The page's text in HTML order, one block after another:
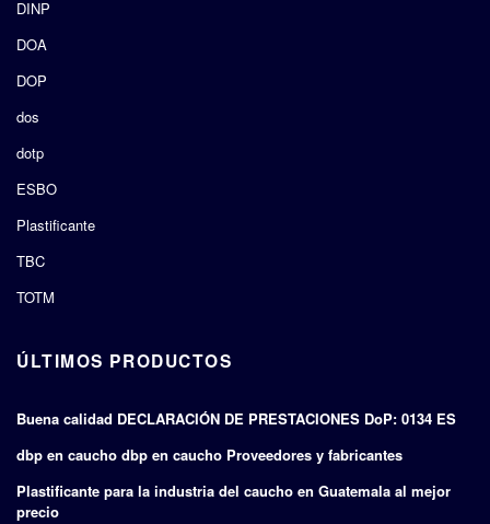
DINP
DOA
DOP
dos
dotp
ESBO
Plastificante
TBC
TOTM
ÚLTIMOS PRODUCTOS
Buena calidad DECLARACIÓN DE PRESTACIONES DoP: 0134 ES
dbp en caucho dbp en caucho Proveedores y fabricantes
Plastificante para la industria del caucho en Guatemala al mejor
precio